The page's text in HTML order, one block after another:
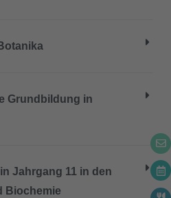
Grundbildung in
Jahrgang 11 in den
Biochemie